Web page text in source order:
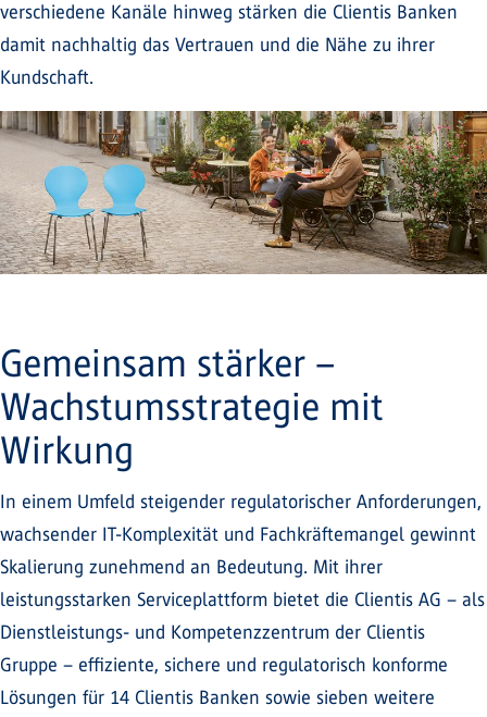
verschiedene Kanäle hinweg stärken die Clientis Banken
damit nachhaltig das Vertrauen und die Nähe zu ihrer
Kundschaft.
Gemeinsam stärker –
Wachstumsstrategie mit
Wirkung
In einem Umfeld steigender regulatorischer Anforderungen,
wachsender IT-Komplexität und Fachkräftemangel gewinnt
Skalierung zunehmend an Bedeutung. Mit ihrer
leistungsstarken Serviceplattform bietet die Clientis AG – als
Dienstleistungs- und Kompetenzzentrum der Clientis
Gruppe – effiziente, sichere und regulatorisch konforme
Lösungen für 14 Clientis Banken sowie sieben weitere